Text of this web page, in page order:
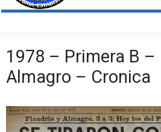
1978 – Primera B –
Almagro – Cronica